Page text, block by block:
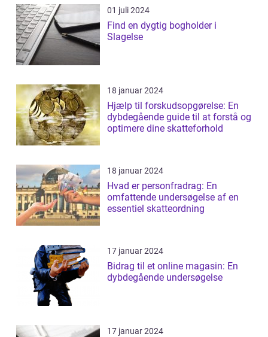
01 juli 2024
Find en dygtig bogholder i
Slagelse
18 januar 2024
Hjælp til forskudsopgørelse: En
dybdegående guide til at forstå og
optimere dine skatteforhold
18 januar 2024
Hvad er personfradrag: En
omfattende undersøgelse af en
essentiel skatteordning
17 januar 2024
Bidrag til et online magasin: En
dybdegående undersøgelse
17 januar 2024